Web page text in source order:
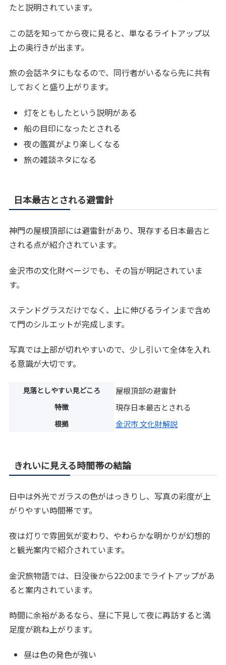
たと説明されています。
この話を知ってから夜に見ると、単なるライトアップ以
上の奥行きが出ます。
旅の会話ネタにもなるので、同行者がいるなら先に共有
しておくと盛り上がります。
灯をともしたという説明がある
船の目印になったとされる
夜の鑑賞がより楽しくなる
旅の雑談ネタになる
日本最古とされる避雷針
神門の屋根頂部には避雷針があり、現存する日本最古と
される点が紹介されています。
金沢市の文化財ページでも、その旨が明記されていま
す。
ステンドグラスだけでなく、上に伸びるラインまで含め
て門のシルエットが完成します。
写真では上部が切れやすいので、少し引いて全体を入れ
る意識が大切です。
見落としやすい見どころ 屋根頂部の避雷針
特徴 現存日本最古とされる
根拠 金沢市 文化財解説
きれいに見える時間帯の結論
日中は外光でガラスの色がはっきりし、写真の彩度が上
がりやすい時間帯です。
夜は灯りで雰囲気が変わり、やわらかな明かりが幻想的
と観光案内で紹介されています。
金沢旅物語では、日没後から22:00までライトアップがあ
ると案内されています。
時間に余裕があるなら、昼に下見して夜に再訪すると満
足度が跳ね上がります。
昼は色の発色が強い